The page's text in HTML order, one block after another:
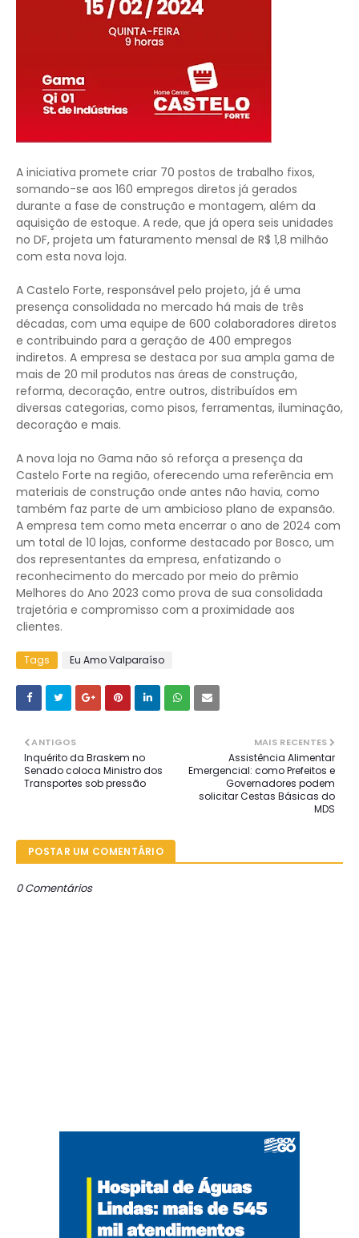
A iniciativa promete criar 70 postos de trabalho fixos,
somando-se aos 160 empregos diretos já gerados
durante a fase de construção e montagem, além da
aquisição de estoque. A rede, que já opera seis unidades
no DF, projeta um faturamento mensal de R$ 1,8 milhão
com esta nova loja.
A Castelo Forte, responsável pelo projeto, já é uma
presença consolidada no mercado há mais de três
décadas, com uma equipe de 600 colaboradores diretos
e contribuindo para a geração de 400 empregos
indiretos. A empresa se destaca por sua ampla gama de
mais de 20 mil produtos nas áreas de construção,
reforma, decoração, entre outros, distribuídos em
diversas categorias, como pisos, ferramentas, iluminação,
decoração e mais.
A nova loja no Gama não só reforça a presença da
Castelo Forte na região, oferecendo uma referência em
materiais de construção onde antes não havia, como
também faz parte de um ambicioso plano de expansão.
A empresa tem como meta encerrar o ano de 2024 com
um total de 10 lojas, conforme destacado por Bosco, um
dos representantes da empresa, enfatizando o
reconhecimento do mercado por meio do prêmio
Melhores do Ano 2023 como prova de sua consolidada
trajetória e compromisso com a proximidade aos
clientes.
Tags Eu Amo Valparaíso
MAIS RECENTES
Assistência Alimentar
Emergencial: como Prefeitos e
Governadores podem
solicitar Cestas Básicas do
MDS
ANTIGOS
Inquérito da Braskem no
Senado coloca Ministro dos
Transportes sob pressão
POSTAR UM COMENTÁRIO
0 Comentários